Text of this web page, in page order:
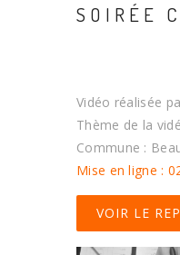
SOIRÉE
Vidéo réalisée
Thème de la
Commune :
Mise en ligne :
VOIR LE